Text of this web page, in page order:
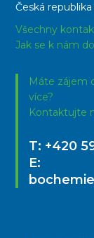
Česká republika
Všechny
Jak se k nám
Máte zájem
více?
Kontaktujte
T: +420
E: